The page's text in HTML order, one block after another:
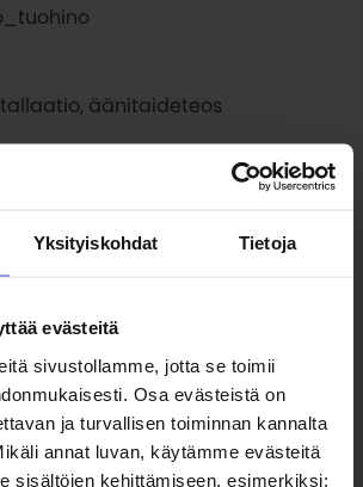
Yksityiskohdat Tietoja
evästeitä
sivustollamme, jotta se toimii
Osa evästeistä on
ja turvallisen toiminnan kannalta
annat luvan, käytämme evästeitä
sisältöjen kehittämiseen, esimerkiksi:
äänitaideteos
klo 17&19, kesto noin 30min,